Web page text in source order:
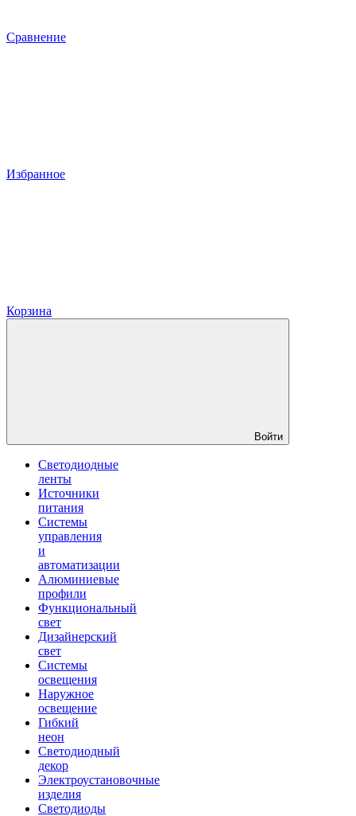
Сравнение
Избранное
Корзина
Войти
Светодиодные
ленты
Источники
питания
Системы
управления
и
автоматизации
Алюминиевые
профили
Функциональный
свет
Дизайнерский
свет
Системы
освещения
Наружное
освещение
Гибкий
неон
Светодиодный
декор
Электроустановочные
изделия
Светодиоды